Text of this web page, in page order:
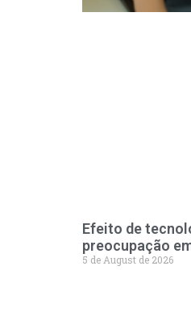
Efeito de
preocupação
5 de August de 2026